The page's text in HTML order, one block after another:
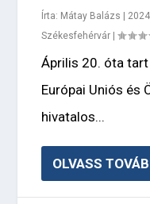
Írta: Mátay Balázs |
Székesfehérvár |
Április 20. óta
Európai Uniós és
hivatalos...
OLVASS